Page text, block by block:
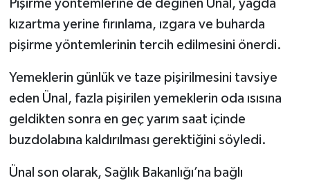
Pişirme yöntemlerine de değinen Ünal, yağda
kızartma yerine fırınlama, ızgara ve buharda
pişirme yöntemlerinin tercih edilmesini önerdi.
Yemeklerin günlük ve taze pişirilmesini tavsiye
eden Ünal, fazla pişirilen yemeklerin oda ısısına
geldikten sonra en geç yarım saat içinde
buzdolabına kaldırılması gerektiğini söyledi.
Ünal son olarak, Sağlık Bakanlığı’na bağlı